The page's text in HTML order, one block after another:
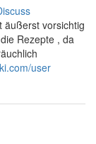
äußerst vorsichtig
Rezepte , da
user